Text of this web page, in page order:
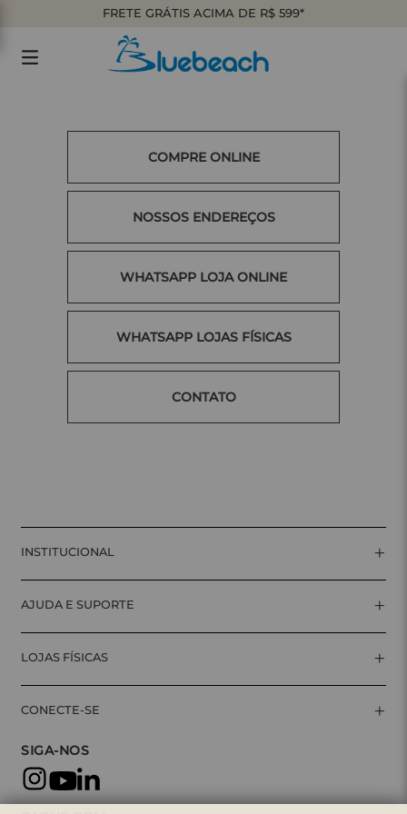
FRETE GRÁTIS ACIMA DE R$ 599*
COMPRE ONLINE
NOSSOS ENDEREÇOS
WHATSAPP LOJA ONLINE
WHATSAPP LOJAS FÍSICAS
CONTATO
INSTITUCIONAL +
AJUDA E SUPORTE +
LOJAS FÍSICAS +
CONECTE-SE +
SIGA-NOS